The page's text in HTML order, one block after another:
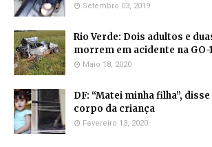
Setembro 03, 2019
Rio Verde: Dois adultos e
morrem em acidente na GO-
Maio 18, 2020
DF: “Matei minha filha”,
corpo da criança
Fevereiro 13, 2020